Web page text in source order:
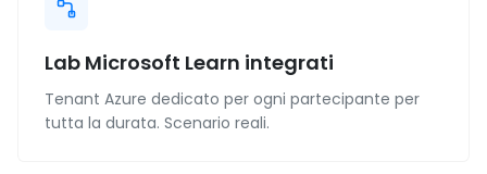
Lab Microsoft Learn integrati
Tenant Azure dedicato per ogni partecipante per
tutta la durata. Scenario reali.